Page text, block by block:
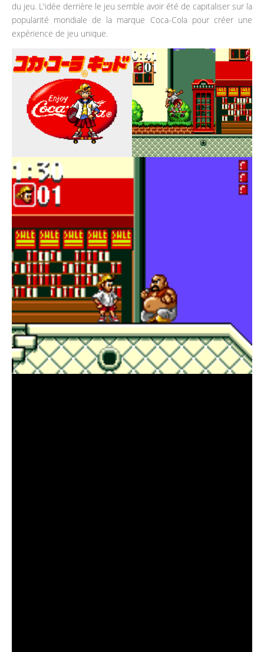
du jeu. L'idée derrière le jeu semble avoir été de capitaliser sur la
popularité mondiale de la marque Coca-Cola pour créer une
expérience de jeu unique.